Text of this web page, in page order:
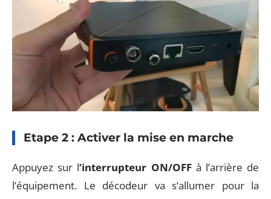
Etape 2 : Activer la mise en marche
Appuyez sur l‘interrupteur ON/OFFà l’arrière de
l’équipement. Le décodeur va s’allumer pour la